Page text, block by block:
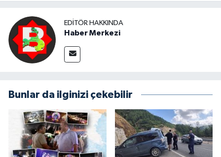
EDITÖR HAKKINDA
Haber Merkezi
Bunlar da ilginizi çekebilir